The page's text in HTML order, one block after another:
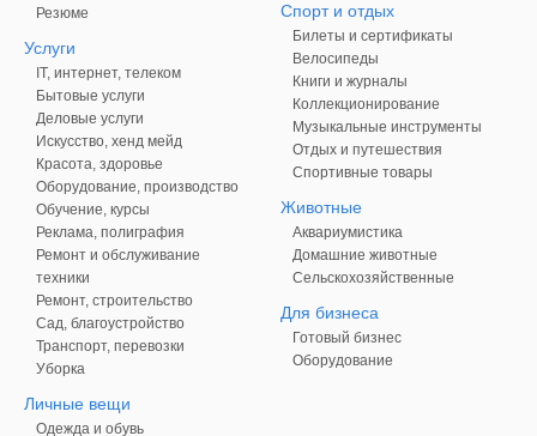
Резюме
Услуги
IT, интернет, телеком
Бытовые услуги
Деловые услуги
Искусство, хенд мейд
Красота, здоровье
Оборудование, производство
Обучение, курсы
Реклама, полиграфия
Ремонт и обслуживание
техники
Ремонт, строительство
Сад, благоустройство
Транспорт, перевозки
Уборка
Личные вещи
Одежда и обувь
Спорт и отдых
Билеты и сертификаты
Велосипеды
Книги и журналы
Коллекционирование
Музыкальные инструменты
Отдых и путешествия
Спортивные товары
Животные
Аквариумистика
Домашние животные
Сельскохозяйственные
Для бизнеса
Готовый бизнес
Оборудование